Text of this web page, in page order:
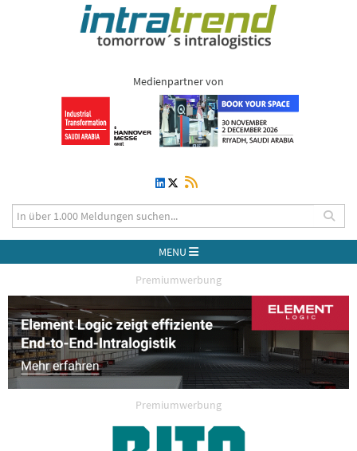
Medienpartner von
MENU
Premiumwerbung
Premiumwerbung